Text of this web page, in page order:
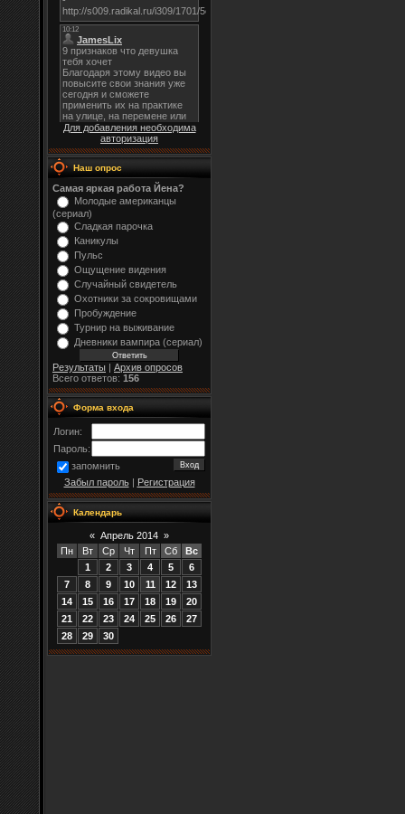
Для добавления необходима
авторизация
Наш опрос
Самая яркая работа Йена?
Молодые американцы
(сериал)
Сладкая парочка
Каникулы
Пульс
Ощущение видения
Случайный свидетель
Охотники за сокровищами
Пробуждение
Турнир на выживание
Дневники вампира (сериал)
Результаты
Архив опросов
Всего ответов: 156
Форма входа
Логин:
Пароль:
запомнить
Забыл пароль| Регистрация
Календарь
« Апрель 2014 »
Пн
Вт Ср Чт Пт Сб
Вс
1
2 3 4 5
6
7
8 9 10 11 12
13
14
15 16 17 18 19
20
21
22 23 24 25 26
27
28
29 30